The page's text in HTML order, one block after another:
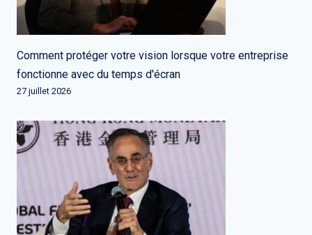
Comment protéger votre vision lorsque votre entreprise
fonctionne avec du temps d'écran
27 juillet 2026